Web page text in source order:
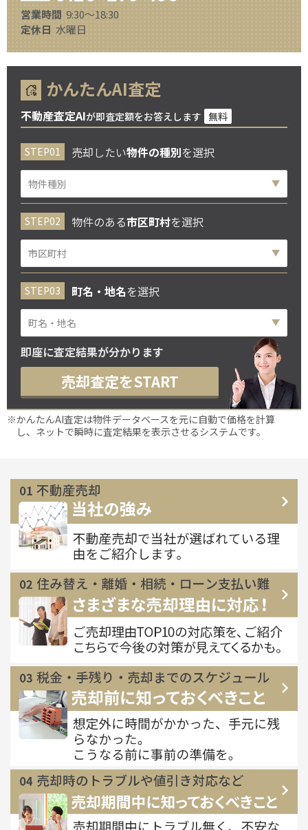
営業時間 9:30～18:30
定休日 水曜日
かんたんAI査定
不動産査定AIが即査定額をお答えします 無料
売却したい物件の種別を選択
物件のある市区町村を選択
町名・地名を選択
即座に査定結果が分かります
売却査定をSTART
※かんたんAI査定は物件データベースを元に自動で価格を計算
し、ネットで瞬時に査定結果を表示させるシステムです。